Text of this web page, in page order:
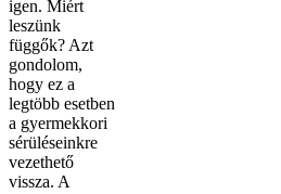
igen. Miért
leszünk
függők? Azt
gondolom,
hogy ez a
legtöbb esetben
a gyermekkori
sérüléseinkre
vezethető
vissza. A